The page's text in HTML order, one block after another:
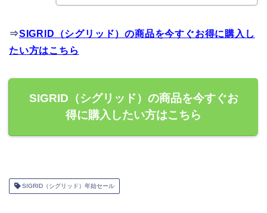
⇒SIGRID（シグリッド）の商品を今すぐお得に購入し
たい方はこちら
SIGRID（シグリッド）の商品を今すぐお
得に購入したい方はこちら
SIGRID（シグリッド）年始セール